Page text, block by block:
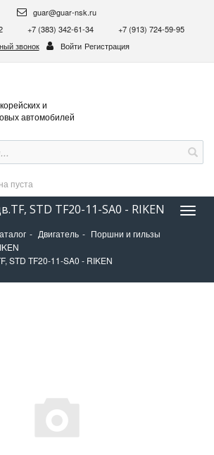
guar@guar-nsk.ru
+7 (383) 342-61-34
+7 (913) 724-59-95
звонок
Войти Регистрация
и
автомобилей
пуста
STD TF20-11-SA0 - RIKEN
Двигатель
Поршни и гильзы
STD TF20-11-SA0 - RIKEN